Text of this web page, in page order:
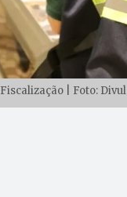
Fiscalização | Foto: